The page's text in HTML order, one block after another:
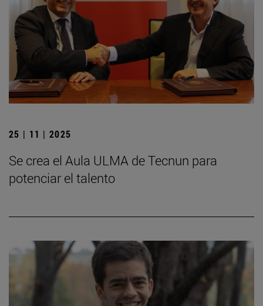
25 | 11 | 2025
Se crea el Aula ULMA de Tecnun para
potenciar el talento